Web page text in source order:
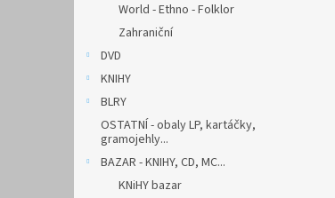
World - Ethno - Folklor
Zahraniční
DVD
KNIHY
BLRY
OSTATNÍ - obaly LP, kartáčky,
gramojehly...
BAZAR - KNIHY, CD, MC...
KNiHY bazar